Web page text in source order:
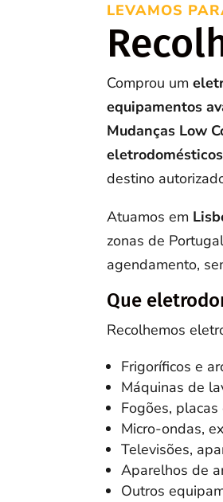
LEVAMOS
Comprou um
equipamentos
Mudanças Low
destino
Atuamos em
zonas de
agendamento,
Que
Recolhemos
Frigoríficos e
Máquinas de
Fogões,
Micro-ondas,
Televisões,
Aparelhos de
Outros